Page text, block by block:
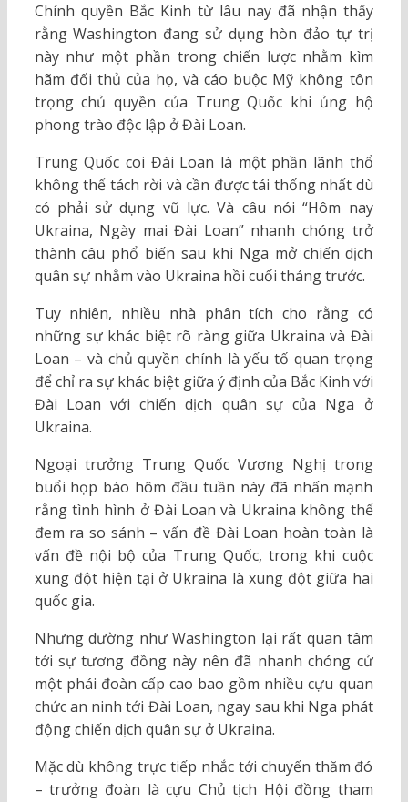
Chính quyền Bắc Kinh từ lâu nay đã nhận thấy
rằng Washington đang sử dụng hòn đảo tự trị
này như một phần trong chiến lược nhằm kìm
hãm đối thủ của họ, và cáo buộc Mỹ không tôn
trọng chủ quyền của Trung Quốc khi ủng hộ
phong trào độc lập ở Đài Loan.
Trung Quốc coi Đài Loan là một phần lãnh thổ
không thể tách rời và cần được tái thống nhất dù
có phải sử dụng vũ lực. Và câu nói “Hôm nay
Ukraina, Ngày mai Đài Loan” nhanh chóng trở
thành câu phổ biến sau khi Nga mở chiến dịch
quân sự nhằm vào Ukraina hồi cuối tháng trước.
Tuy nhiên, nhiều nhà phân tích cho rằng có
những sự khác biệt rõ ràng giữa Ukraina và Đài
Loan – và chủ quyền chính là yếu tố quan trọng
để chỉ ra sự khác biệt giữa ý định của Bắc Kinh với
Đài Loan với chiến dịch quân sự của Nga ở
Ukraina.
Ngoại trưởng Trung Quốc Vương Nghị trong
buổi họp báo hôm đầu tuần này đã nhấn mạnh
rằng tình hình ở Đài Loan và Ukraina không thể
đem ra so sánh – vấn đề Đài Loan hoàn toàn là
vấn đề nội bộ của Trung Quốc, trong khi cuộc
xung đột hiện tại ở Ukraina là xung đột giữa hai
quốc gia.
Nhưng dường như Washington lại rất quan tâm
tới sự tương đồng này nên đã nhanh chóng cử
một phái đoàn cấp cao bao gồm nhiều cựu quan
chức an ninh tới Đài Loan, ngay sau khi Nga phát
động chiến dịch quân sự ở Ukraina.
Mặc dù không trực tiếp nhắc tới chuyến thăm đó
– trưởng đoàn là cựu Chủ tịch Hội đồng tham